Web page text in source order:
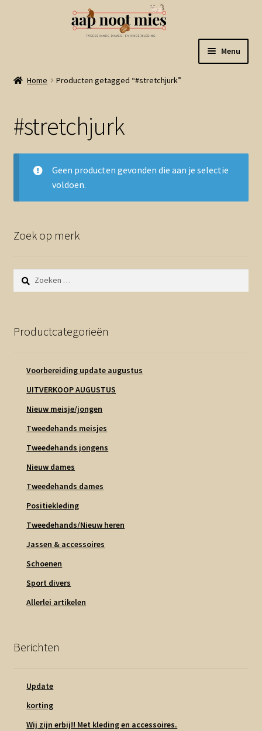
naar
de
Menu
Welkom
Mijn account
Winkelmand
Linkjes
Home Producten getagged “#stretchjurk”
#stretchjurk
Geen producten gevonden die aan je selectie
voldoen.
Zoek op merk
Zoeken
naar:
Productcategorieën
Voorbereiding update augustus
UITVERKOOP AUGUSTUS
Nieuw meisje/jongen
Tweedehands meisjes
Tweedehands jongens
Nieuw dames
Tweedehands dames
Positiekleding
Tweedehands/Nieuw heren
Jassen & accessoires
Schoenen
Sport divers
Allerlei artikelen
Berichten
Update
korting
Wij zijn erbij!! Met kleding en accessoires.